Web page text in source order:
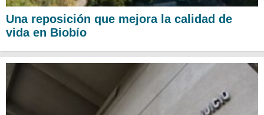
Una reposición que mejora la calidad de
vida en Biobío